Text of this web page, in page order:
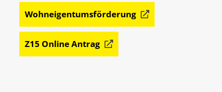
Wohneigentumsförderung
Z15 Online Antrag